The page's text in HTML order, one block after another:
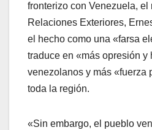
fronterizo con Venezuela, el
Relaciones Exteriores,
el hecho como una «farsa
traduce en «más opresión y
venezolanos y más «fuerza
toda la región.
«Sin embargo, el pueblo